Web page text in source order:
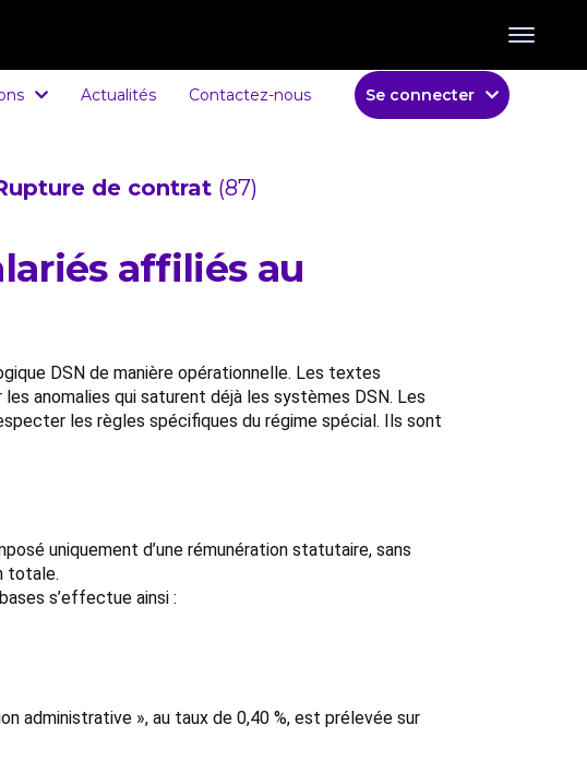
Actualités Contactez-nous Se connecter
de contrat (87)
affiliés au
DSN de manière opérationnelle. Les textes
anomalies qui saturent déjà les systèmes DSN. Les
les règles spécifiques du régime spécial. Ils sont
uniquement d’une rémunération statutaire, sans
totale.
s’effectue ainsi :
administrative », au taux de 0,40 %, est prélevée sur